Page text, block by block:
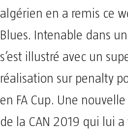
algérien en a remis ce
Blues. Intenable dans
s’est illustré avec un
réalisation sur penalty
en FA Cup. Une
de la CAN 2019 qui lui